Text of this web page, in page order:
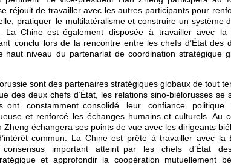
réjouit de travailler avec les autres participants pour
pratiquer le multilatéralisme et construire un système
La Chine est également disposée à travailler avec
conclu lors de la rencontre entre les chefs d’État
haut niveau du partenariat de coordination stratégique
sont des partenaires stratégiques globaux de tout
des deux chefs d’État, les relations sino-biélorusses se
ont constamment consolidé leur confiance politique
et renforcé les échanges humains et culturels. Au
Zheng échangera ses points de vue avec les dirigeants
commun. La Chine est prête à travailler avec la
consensus important atteint par les chefs d’État
et approfondir la coopération mutuellement